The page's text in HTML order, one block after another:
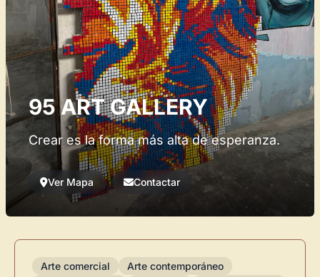
95 ART GALLERY
Crear es la forma más alta de esperanza.
Ver Mapa Contactar
Arte comercial
Arte contemporáneo